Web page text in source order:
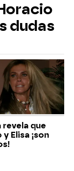
dudas
revela que
Elisa ¡son